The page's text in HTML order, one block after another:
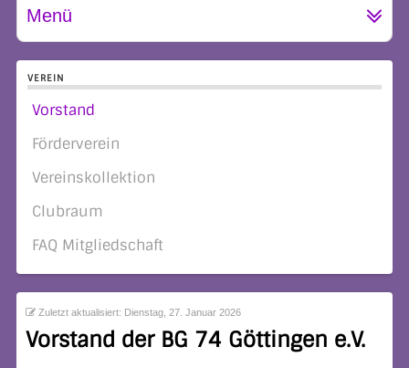
Menü
VEREIN
Vorstand
Förderverein
Vereinskollektion
Clubraum
FAQ Mitgliedschaft
Zuletzt aktualisiert: Dienstag, 27. Januar 2026
Vorstand der BG 74 Göttingen e.V.